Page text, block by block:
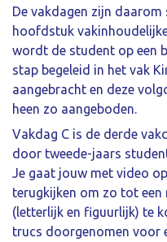
De vakdagen zijn
hoofdstuk
wordt de student op een
stap begeleid in het vak
aangebracht en deze
heen zo aangeboden.
Vakdag C is de derde
door tweede-jaars
Je gaat jouw met video
terugkijken om zo tot
(letterlijk en figuurlijk) te
trucs doorgenomen voor